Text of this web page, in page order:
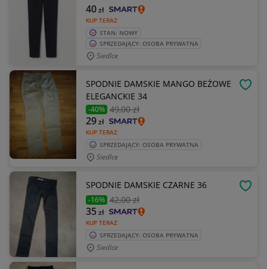
KUP TERAZ
40zł
STAN: NOWY
SPRZEDAJĄCY: OSOBA PRYWATNA
Siedlce
SPODNIE DAMSKIE MANGO BEŻOWE
ELEGANCKIE 34
-40% 49,00 zł
KUP TERAZ
29zł
SPRZEDAJĄCY: OSOBA PRYWATNA
Siedlce
SPODNIE DAMSKIE CZARNE 36
-16% 42,00 zł
KUP TERAZ
35zł
SPRZEDAJĄCY: OSOBA PRYWATNA
Siedlce